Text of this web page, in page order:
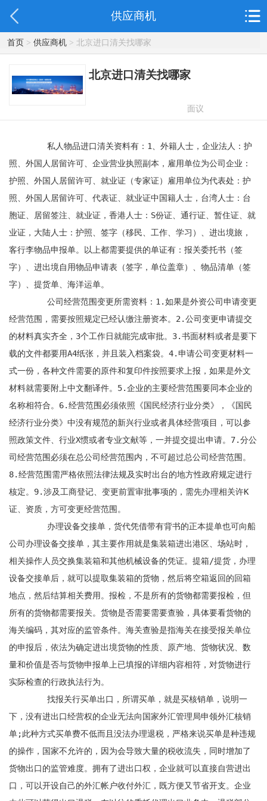
供应商机
首页> 供应商机> 北京进口清关找哪家
北京进口清关找哪家
面议
照、外国人居留许可、企业营业执照副本，雇用单位为公司企业：
护照、外国人居留许可、就业证（专家证）雇用单位为代表处：护
照、外国人居留许可、代表证、就业证中国籍人士，台湾人士：台
胞证、居留签注、就业证，香港人士：S份证、通行证、暂住证、就
业证，大陆人士：护照、签字（移民、工作、学习）、进出境旅，
客行李物品申报单。以上都需要提供的单证有：报关委托书（签
字）、进出境自用物品申请表（签字，单位盖章）、物品清单（签
字）、提货单、海洋运单。
经营范围，需要按照规定已经认缴注册资本。2.公司变更申请提交
的材料真实齐全，3个工作日就能完成审批。3.书面材料或者是要下
载的文件都要用A4纸张，并且装入档案袋。4.申请公司变更材料一
式一份，各种文件需要的原件和复印件按照要求上报，如果是外文
材料就需要附上中文翻译件。5.企业的主要经营范围要同本企业的
名称相符合。6.经营范围必须依照《国民经济行业分类》，《国民
经济行业分类》中没有规范的新兴行业或者具体经营项目，可以参
照政策文件、行业X惯或者专业文献等，一并提交提出申请。7.分公
司经营范围必须在总公司经营范围内，不可超过总公司经营范围。
8.经营范围需严格依照法律法规及实时出台的地方性政府规定进行
核定。9.涉及工商登记、变更前置审批事项的，需先办理相关许K
证、资质，方可变更经营范围。
公司办理设备交接单，其主要作用就是集装箱进出港区、场站时，
相关操作人员交换集装箱和其他机械设备的凭证。提箱/提货，办理
设备交接单后，就可以提取集装箱的货物，然后将空箱返回的回箱
地点，然后结算相关费用。报检，不是所有的货物都需要报检，但
所有的货物都需要报关。货物是否需要需要查验，具体要看货物的
海关编码，其对应的监管条件。海关查验是指海关在接受报关单位
的申报后，依法为确定进出境货物的性质、原产地、货物状况、数
量和价值是否与货物申报单上已填报的详细内容相符，对货物进行
实际检查的行政执法行为。
下，没有进出口经营权的企业无法向国家外汇管理局申领外汇核销
单;此种方式买单费不低而且没法办理退税，严格来说买单是种违规
的操作，国家不允许的，因为会导致大量的税收流失，同时增加了
货物出口的监管难度。拥有了进出口权，企业就可以直接自营进出
口，可以开设自己的外汇帐户收付外汇，既方便又节省开支。企业